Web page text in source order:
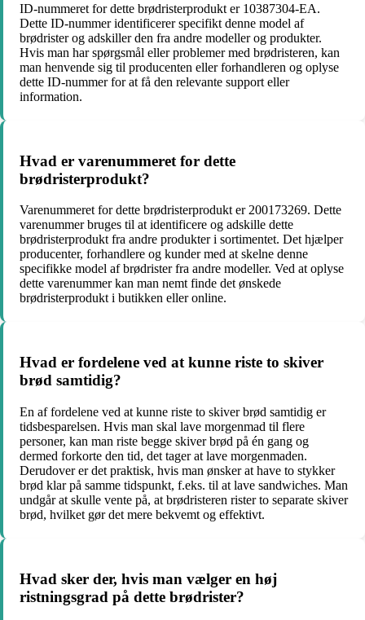
ID-nummeret for dette brødristerprodukt er 10387304-EA.
Dette ID-nummer identificerer specifikt denne model af
brødrister og adskiller den fra andre modeller og produkter.
Hvis man har spørgsmål eller problemer med brødristeren, kan
man henvende sig til producenten eller forhandleren og oplyse
dette ID-nummer for at få den relevante support eller
information.
Hvad er varenummeret for dette
brødristerprodukt?
Varenummeret for dette brødristerprodukt er 200173269. Dette
varenummer bruges til at identificere og adskille dette
brødristerprodukt fra andre produkter i sortimentet. Det hjælper
producenter, forhandlere og kunder med at skelne denne
specifikke model af brødrister fra andre modeller. Ved at oplyse
dette varenummer kan man nemt finde det ønskede
brødristerprodukt i butikken eller online.
Hvad er fordelene ved at kunne riste to skiver
brød samtidig?
En af fordelene ved at kunne riste to skiver brød samtidig er
tidsbesparelsen. Hvis man skal lave morgenmad til flere
personer, kan man riste begge skiver brød på én gang og
dermed forkorte den tid, det tager at lave morgenmaden.
Derudover er det praktisk, hvis man ønsker at have to stykker
brød klar på samme tidspunkt, f.eks. til at lave sandwiches. Man
undgår at skulle vente på, at brødristeren rister to separate skiver
brød, hvilket gør det mere bekvemt og effektivt.
Hvad sker der, hvis man vælger en høj
ristningsgrad på dette brødrister?